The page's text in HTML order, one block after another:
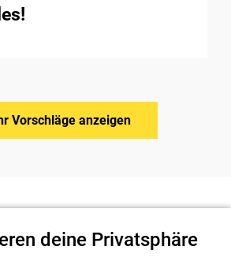
Vorschläge anzeigen
deine Privatsphäre